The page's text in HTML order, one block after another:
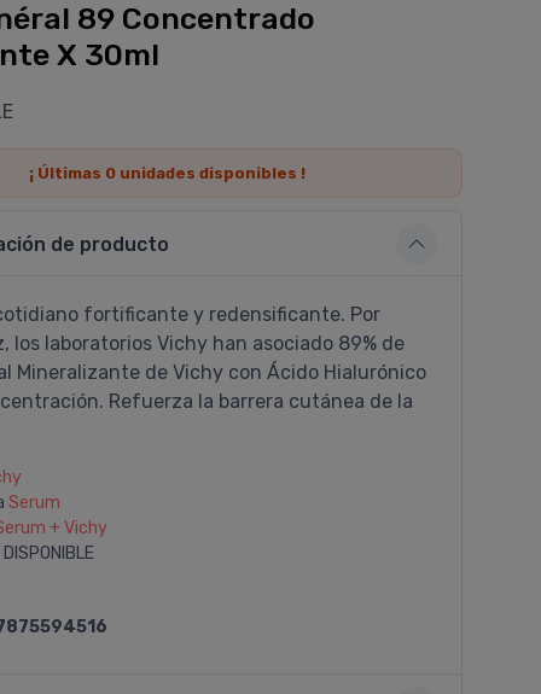
89 Concentrado
X 30ml
¡ Últimas 0 unidades disponibles !
de producto
fortificante y redensificante. Por
los laboratorios Vichy han asociado 89% de
Mineralizante de Vichy con Ácido Hialurónico
Refuerza la barrera cutánea de la
Serum
+ Vichy
DISPONIBLE